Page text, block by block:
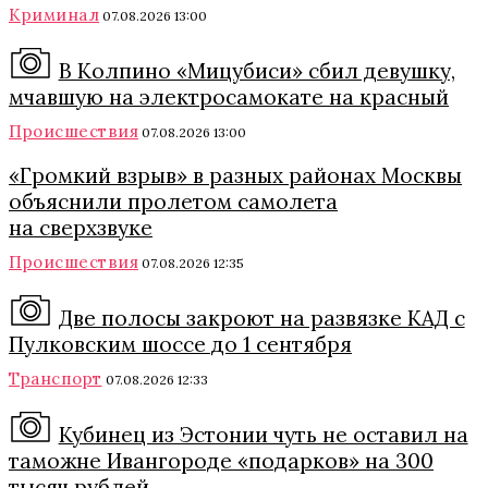
Криминал 07.08.2026 13:00
В Колпино «Мицубиси» сбил девушку,
мчавшую на электросамокате на красный
Происшествия 07.08.2026 13:00
«Громкий взрыв» в разных районах Москвы
объяснили пролетом самолета
на сверхзвуке
Происшествия 07.08.2026 12:35
Две полосы закроют на развязке КАД с
Пулковским шоссе до 1 сентября
Транспорт 07.08.2026 12:33
Кубинец из Эстонии чуть не оставил на
таможне Ивангороде «подарков» на 300